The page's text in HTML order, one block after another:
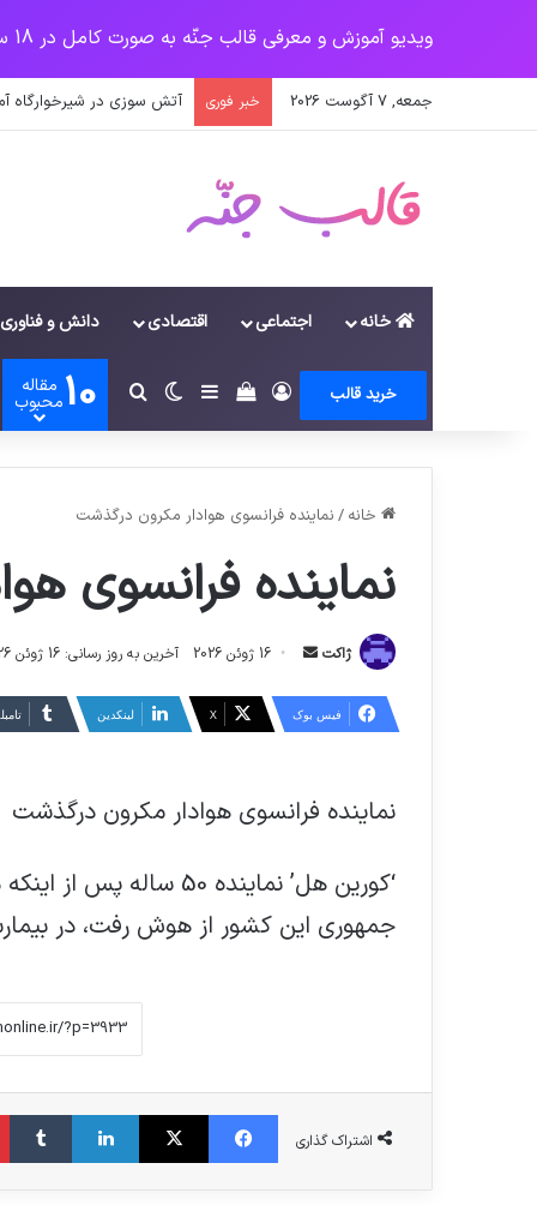
ویدیو آموزش و معرفی قالب جنّه به صورت کامل در 18 سرفصل
جمعه, 7 آگوست 2026 خبر فوری پرداخت زودهنگام حقوق
خانه اجتماعی اقتصادی دانش و فناوری
خرید قالب وروددیدن سبد خرید
سایدبارتغییر پوسته
جستجو برای
10 مقاله
محبوب
خانه / نماینده فرانسوی هوادار مکرون درگذشت
نماینده فرانسوی
ژاکت
ارسال 16 ژوئن 2026 آخرین به روز رسانی: 16 ژوئن 2026
فیس بوک X لینکدین
نماینده فرانسوی هوادار مکرون درگذشت
‘کورین هل’ نماینده 50
جمهوری این کشور از هوش رفت، در
اشتراک گذاری
فیس بوک X لینکدین